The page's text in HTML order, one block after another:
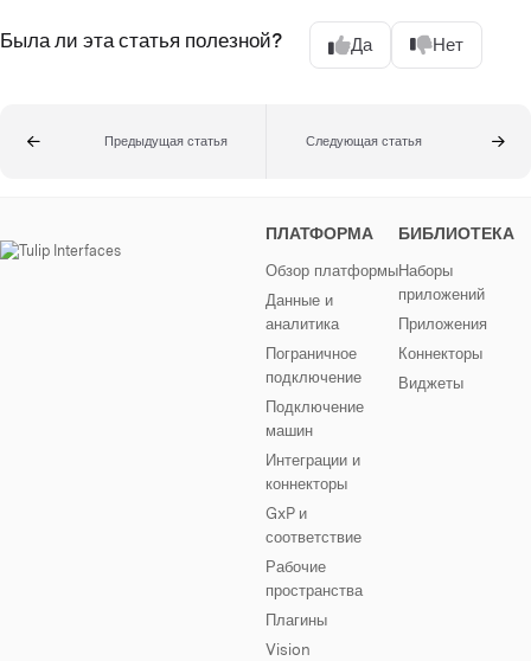
Была ли эта статья полезной? Да Нет
Предыдущая статья Следующая статья
ПЛАТФОРМА
Обзор платформы
Данные и
аналитика
Пограничное
подключение
Подключение
машин
Интеграции и
коннекторы
GxP и
соответствие
Рабочие
пространства
Плагины
Vision
БИБЛИОТЕКА
Наборы
приложений
Приложения
Коннекторы
Виджеты